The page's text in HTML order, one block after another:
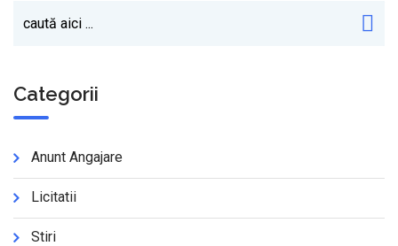
Categorii
Anunt Angajare
Licitatii
Stiri